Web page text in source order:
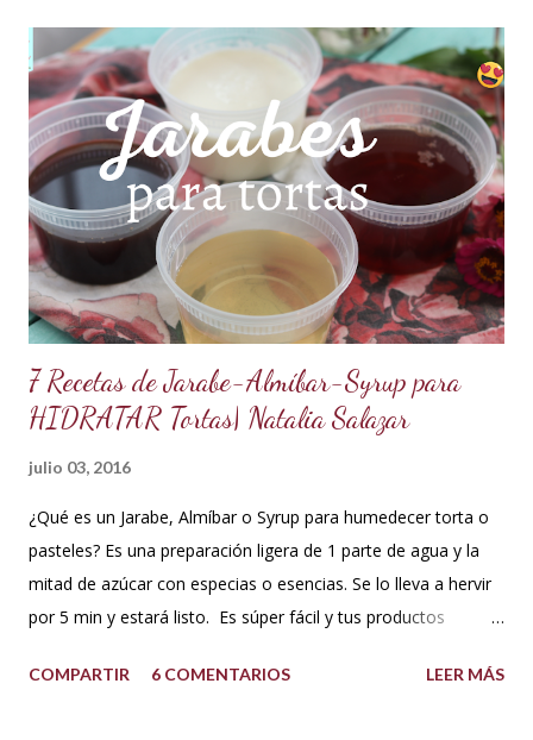
auténtica maravilla. Se lo puede preparar de diferentes
formas con el mismo resultado, obteniendo un Ganache, que
es una crema que tiene una parte de chocolate y otra parte
de crema de leche o nata, más información de lo que es un
ganache aquí en mi Blog. 😉 Ingredientes: (Proporción 3x1)
600 g de chocolate blanco (sucedáneo para resistir climas
cálidos) 200 g de crema para batir vegetal (crema para batir
para hacer Chantilly vegetal) Preparación: Coloca el chocolate
y...
7 Recetas de Jarabe-Almíbar-Syrup para
HIDRATAR Tortas| Natalia Salazar
julio 03, 2016
¿Qué es un Jarabe, Almíbar o Syrup para humedecer torta o
pasteles? Es una preparación ligera de 1 parte de agua y la
mitad de azúcar con especias o esencias. Se lo lleva a hervir
por 5 min y estará listo. Es súper fácil y tus productos
USOS: Siempre que hacemos una torta cubierta
COMPARTIR 6 COMENTARIOS LEER MÁS